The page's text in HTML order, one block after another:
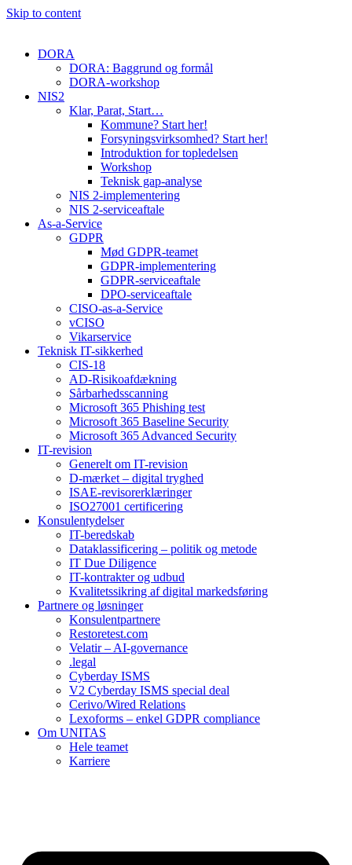
Skip to content
DORA
DORA: Baggrund og formål
DORA-workshop
NIS2
Klar, Parat, Start…
Kommune? Start her!
Forsyningsvirksomhed? Start her!
Introduktion for topledelsen
Workshop
Teknisk gap-analyse
NIS 2-implementering
NIS 2-serviceaftale
As-a-Service
GDPR
Mød GDPR-teamet
GDPR-implementering
GDPR-serviceaftale
DPO-serviceaftale
CISO-as-a-Service
vCISO
Vikarservice
Teknisk IT-sikkerhed
CIS-18
AD-Risikoafdækning
Sårbarhedsscanning
Microsoft 365 Phishing test
Microsoft 365 Baseline Security
Microsoft 365 Advanced Security
IT-revision
Generelt om IT-revision
D-mærket – digital tryghed
ISAE-revisorerklæringer
ISO27001 certificering
Konsulentydelser
IT-beredskab
Dataklassificering – politik og metode
IT Due Diligence
IT-kontrakter og udbud
Kvalitetssikring af digital markedsføring
Partnere og løsninger
Konsulentpartnere
Restoretest.com
Velatir – AI-governance
.legal
Cyberday ISMS
V2 Cyberday ISMS special deal
Cerivo/Wired Relations
Lexoforms – enkel GDPR compliance
Om UNITAS
Hele teamet
Karriere